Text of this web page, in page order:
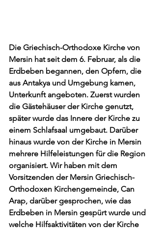
Die Griechisch-Orthodoxe Kirche von
Mersin hat seit dem 6. Februar, als die
Erdbeben begannen, den Opfern, die
aus Antakya und Umgebung kamen,
Unterkunft angeboten. Zuerst wurden
die Gästehäuser der Kirche genutzt,
später wurde das Innere der Kirche zu
einem Schlafsaal umgebaut. Darüber
hinaus wurde von der Kirche in Mersin
mehrere Hilfeleistungen für die Region
organisiert. Wir haben mit dem
Vorsitzenden der Mersin Griechisch-
Orthodoxen Kirchengemeinde, Can
Arap, darüber gesprochen, wie das
Erdbeben in Mersin gespürt wurde und
welche Hilfsaktivitäten von der Kirche